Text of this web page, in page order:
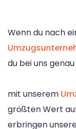
Wenn du nach
du bei uns
mit unserem
größten Wert
erbringen